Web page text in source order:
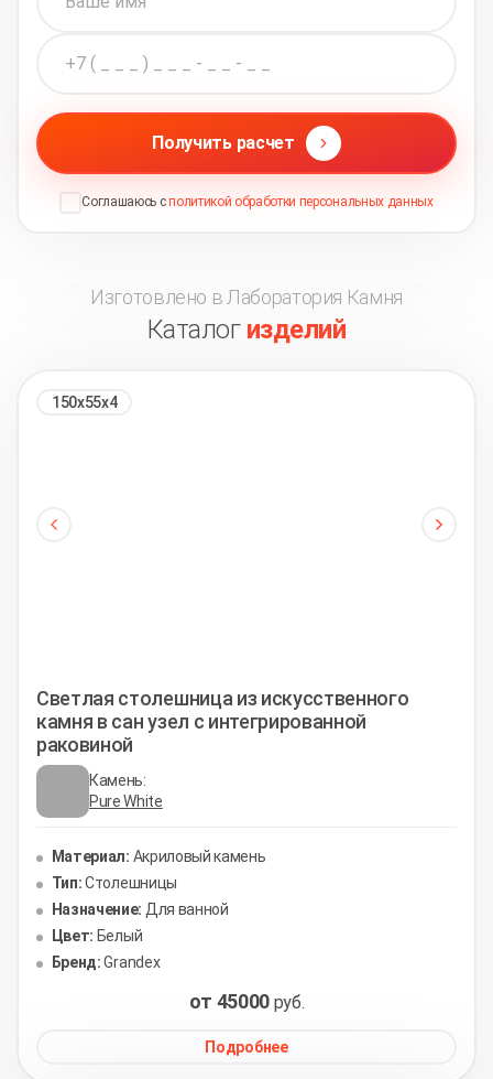
Получить расчет
Соглашаюсь сполитикой обработки персональных данных
Изготовлено в Лаборатория Камня
Каталог изделий
150х55х4
Светлая столешница из искусственного
камня в сан узел с интегрированной
раковиной
Камень:
Pure White
Материал: Акриловый камень
Тип:Столешницы
Назначение: Для ванной
Цвет: Белый
Бренд: Grandex
от 45000 руб.
Подробнее